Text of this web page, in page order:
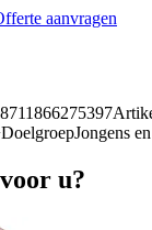
aanvragen
8711866275397
DoelgroepJongens
u?